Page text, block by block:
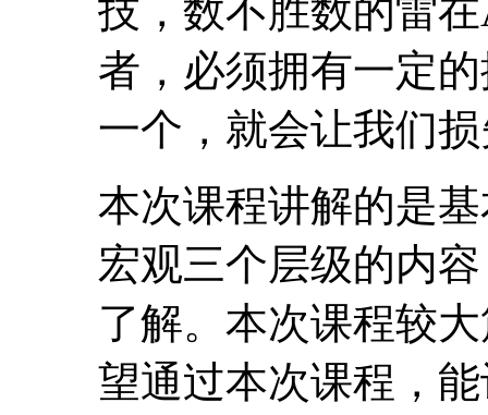
技，数不胜数的雷
者，必须拥有一定
一个，就会让我们
本次课程讲解的是
宏观三个层级的内
了解。本次课程较
望通过本次课程，